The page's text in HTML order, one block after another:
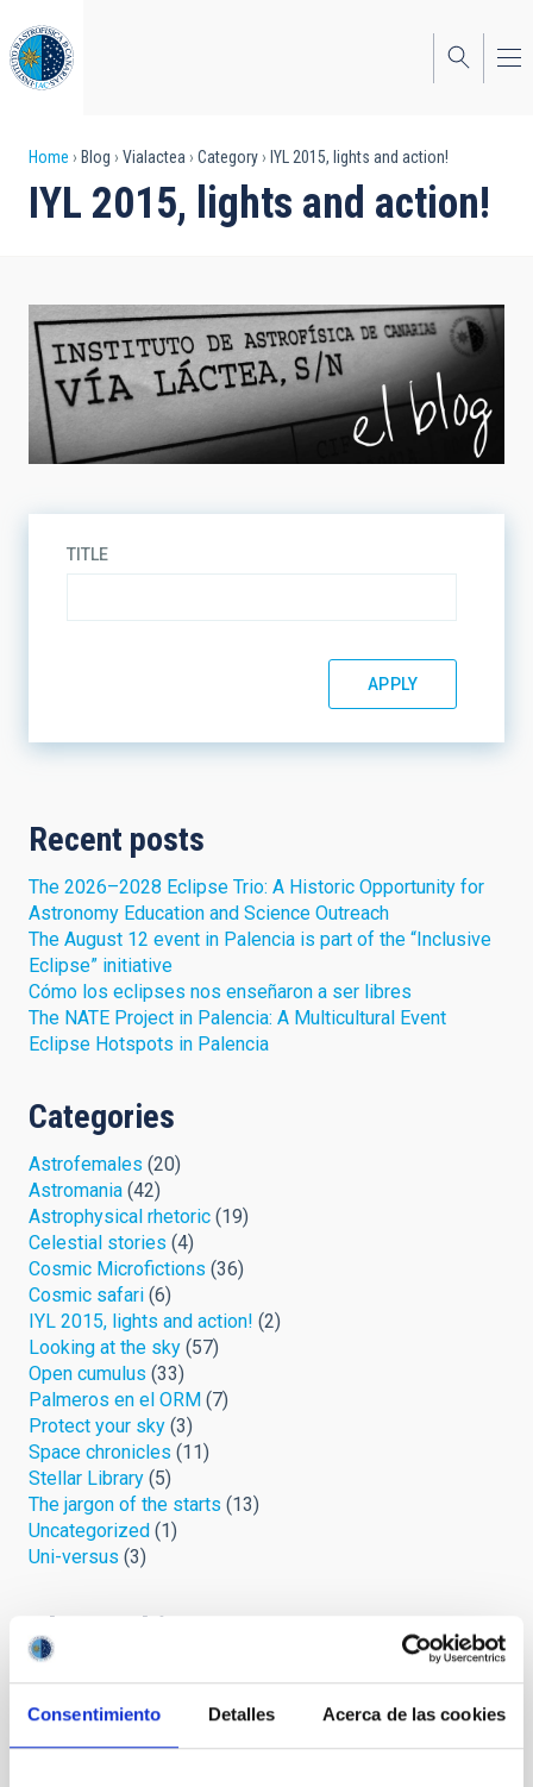
Consentimiento Detalles Acerca de las cookies
to
main
content
Breadcrumb
Home Blog Vialactea Category IYL 2015, lights and action!
IYL 2015, lights and action!
TITLE
Recent posts
The 2026–2028 Eclipse Trio: A Historic Opportunity for
Astronomy Education and Science Outreach
The August 12 event in Palencia is part of the “Inclusive
Eclipse” initiative
Cómo los eclipses nos enseñaron a ser libres
The NATE Project in Palencia: A Multicultural Event
Eclipse Hotspots in Palencia
Categories
Astrofemales (20)
Astromania (42)
Astrophysical rhetoric (19)
Celestial stories (4)
Cosmic Microfictions (36)
Cosmic safari (6)
IYL 2015, lights and action! (2)
Looking at the sky (57)
Open cumulus (33)
Palmeros en el ORM (7)
Protect your sky (3)
Space chronicles (11)
Stellar Library (5)
The jargon of the starts (13)
Uncategorized (1)
Uni-versus (3)
Blog Archive
August 2026(3)
July 2026
(7)
June 2026(2)
April 2026(1)